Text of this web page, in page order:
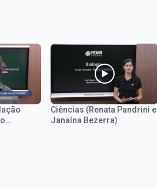
Ciências (Renata Pandrini e
Janaína Bezerra)